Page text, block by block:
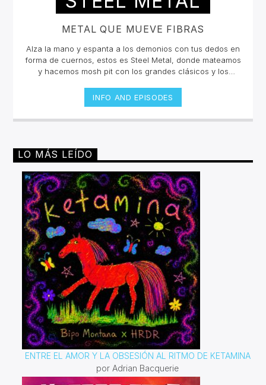
METAL QUE MUEVE FIBRAS
Alza la mano y espanta a los demonios con tus dedos en
forma de cuernos, estos es Steel Metal, donde mateamos
y hacemos mosh pit con los grandes clásicos y los
Symphonic Metal, Doom, Stoner, Nu Metal, Glam metal,
Speed Metal, Black Metal, Metal Progresivo ¡y más
ruido!Miércoles 6pm a 8 pm | Domingo 10 am a 12 pm por
INFO AND EPISODES
LO MÁS LEÍDO
ENTRE EL AMOR Y LA OBSESIÓN AL RITMO DE KETAMINA
por Adrian Bacquerie